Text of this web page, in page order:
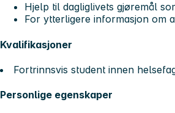
Hjelp til dagliglivets gjøremål
For ytterligere informasjon om
Kvalifikasjoner
Fortrinnsvis student innen
Personlige egenskaper